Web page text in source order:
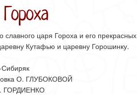
славного царя Гороха и его прекрасных
Кутафью и царевну Горошинку.
О. ГЛУБОКОВОЙ
ГОРДИЕНКО